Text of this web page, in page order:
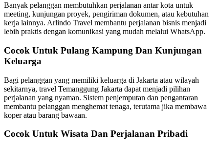
Banyak pelanggan membutuhkan perjalanan antar kota untuk
meeting, kunjungan proyek, pengiriman dokumen, atau kebutuhan
kerja lainnya. Arlindo Travel membantu perjalanan bisnis menjadi
lebih praktis dengan komunikasi yang mudah melalui WhatsApp.
Cocok Untuk Pulang Kampung Dan Kunjungan
Keluarga
Bagi pelanggan yang memiliki keluarga di Jakarta atau wilayah
sekitarnya, travel Temanggung Jakarta dapat menjadi pilihan
perjalanan yang nyaman. Sistem penjemputan dan pengantaran
membantu pelanggan menghemat tenaga, terutama jika membawa
koper atau barang bawaan.
Cocok Untuk Wisata Dan Perjalanan Pribadi